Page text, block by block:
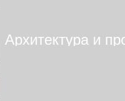
Архитектура и